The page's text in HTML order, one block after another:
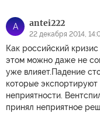
A antei222
22 декабря 2014,
Как российский
этом можно даже не
уже влияет.Падение
которые
неприятности.
принял неприятное